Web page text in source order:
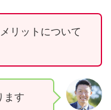
リットについて
ます